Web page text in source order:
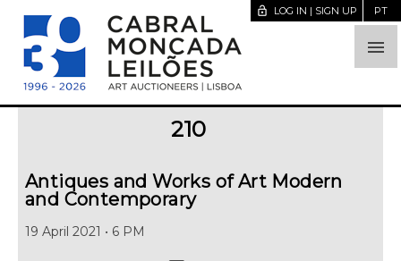

lock_open LOG IN | SIGN UP PT
210
Antiques and Works of Art Modern
and Contemporary
19 April 2021 • 6 PM